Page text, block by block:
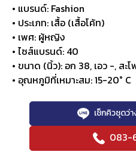
• แบรนด์: Fashion
• ประเภท: เสื้อ (เสื้อโค้ท)
• เพศ: ผู้หญิง
• ไซส์แบรนด์: 40
• ขนาด (นิ้ว): อก 38, เอว -, สะ
• อุณหภูมิที่เหมาะสม: 15-20° C
เช็กคิวชุด
083-